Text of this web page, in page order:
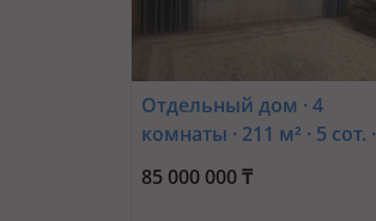
Отдельный дом · 4
комнаты · 211 м² · 5 сот. ·
улица Амангельды 3
85 000 000 ₸